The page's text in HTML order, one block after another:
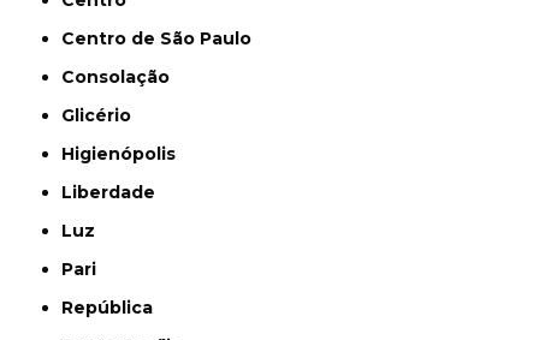
Centro de São Paulo
Consolação
Glicério
Higienópolis
Liberdade
Luz
Pari
República